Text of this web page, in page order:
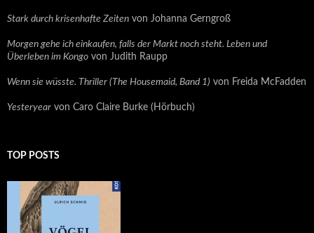
Stark durch krisenhafte Zeiten von Johanna Gerngroß
Morgen gehe ich einkaufen, falls der Markt noch steht. Leben und
Überleben im Kongo von Judith Raupp
Wenn sie wüsste. Thriller (The Housemaid, Band 1) von Freida McFadden
Yesteryear von Caro Claire Burke (Hörbuch)
TOP POSTS